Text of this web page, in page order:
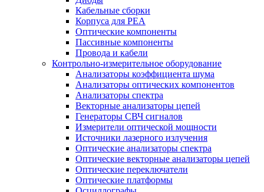
Кабельные сборки
Корпуса для РЕА
Оптические компоненты
Пассивные компоненты
Провода и кабели
Контрольно-измерительное оборудование
Анализаторы коэффициента шума
Анализаторы оптических компонентов
Анализаторы спектра
Векторные анализаторы цепей
Генераторы СВЧ сигналов
Измерители оптической мощности
Источники лазерного излучения
Оптические анализаторы спектра
Оптические векторные анализаторы цепей
Оптические переключатели
Оптические платформы